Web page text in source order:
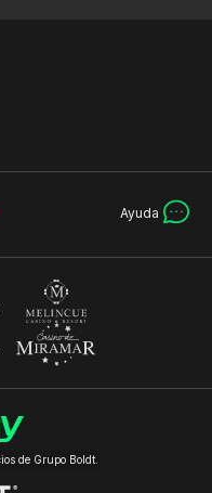
Ayuda
de Grupo Boldt.